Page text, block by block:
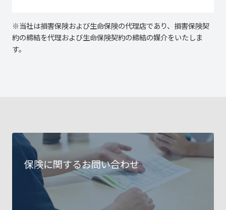
※当社は損害保険および生命保険の代理店であり、損害保険契
約の締結を代理および生命保険契約の締結の媒介をいたしま
す。
保険に関するお問い合わせ